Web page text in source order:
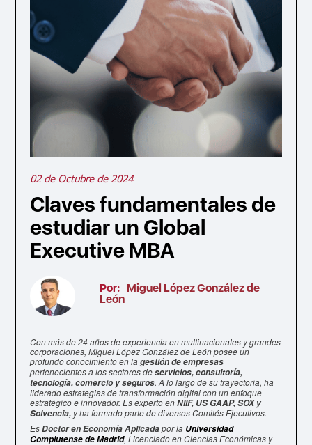
02 de Octubre de 2024
Claves fundamentales de
estudiar un Global
Executive MBA
Por: Miguel López González de
León
Con más de 24 años de experiencia en multinacionales y grandes
corporaciones, Miguel López González de León posee un
profundo conocimiento en lagestión de empresas
pertenecientes a los sectores deservicios, consultoría,
tecnología, comercio y seguros. A lo largo de su trayectoria, ha
liderado estrategias de transformación digital con un enfoque
estratégico e innovador. Es experto enNIIF, US GAAP, SOX y
Solvencia, y ha formado parte de diversos Comités Ejecutivos.
EsDoctor en Economía Aplicadapor la Universidad
Complutense de Madrid, Licenciado en Ciencias Económicas y